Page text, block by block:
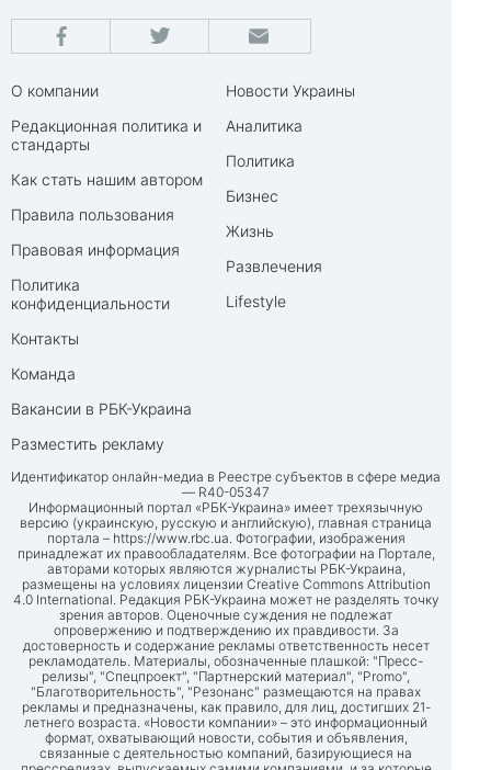
О компании
Редакционная политика и
стандарты
Как стать нашим автором
Правила пользования
Правовая информация
Политика
конфиденциальности
Контакты
Команда
Вакансии в РБК-Украина
Разместить рекламу
Новости Украины
Аналитика
Политика
Бизнес
Жизнь
Развлечения
Lifestyle
Идентификатор онлайн-медиа в Реестре субъектов в сфере медиа
— R40-05347
Информационный портал «РБК-Украина» имеет трехязычную
версию (украинскую, русскую и английскую), главная страница
портала – https://www.rbc.ua. Фотографии, изображения
принадлежат их правообладателям. Все фотографии на Портале,
авторами которых являются журналисты РБК-Украина,
размещены на условиях лицензии Creative Commons Attribution
4.0 International. Редакция РБК-Украина может не разделять точку
зрения авторов. Оценочные суждения не подлежат
опровержению и подтверждению их правдивости. За
достоверность и содержание рекламы ответственность несет
рекламодатель. Материалы, обозначенные плашкой: "Пресс-
релизы", "Спецпроект", "Партнерский материал", "Promo",
"Благотворительность", "Резонанс" размещаются на правах
рекламы и предназначены, как правило, для лиц, достигших 21-
летнего возраста. «Новости компании» – это информационный
формат, охватывающий новости, события и объявления,
связанные с деятельностью компаний, базирующиеся на